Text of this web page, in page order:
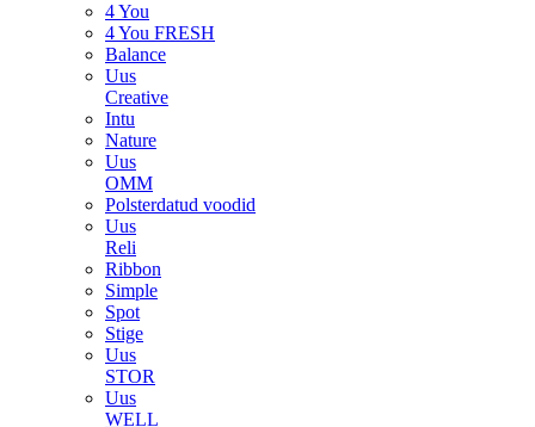
4 You
4 You FRESH
Balance
Uus
Creative
Intu
Nature
Uus
OMM
Polsterdatud voodid
Uus
Reli
Ribbon
Simple
Spot
Stige
Uus
STOR
Uus
WELL